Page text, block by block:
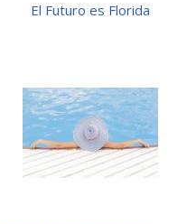
El Futuro es Florida